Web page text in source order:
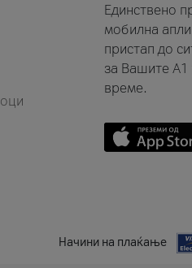
Единствено
мобилна
пристап до
за Вашите A1
време.
Начини на плаќање